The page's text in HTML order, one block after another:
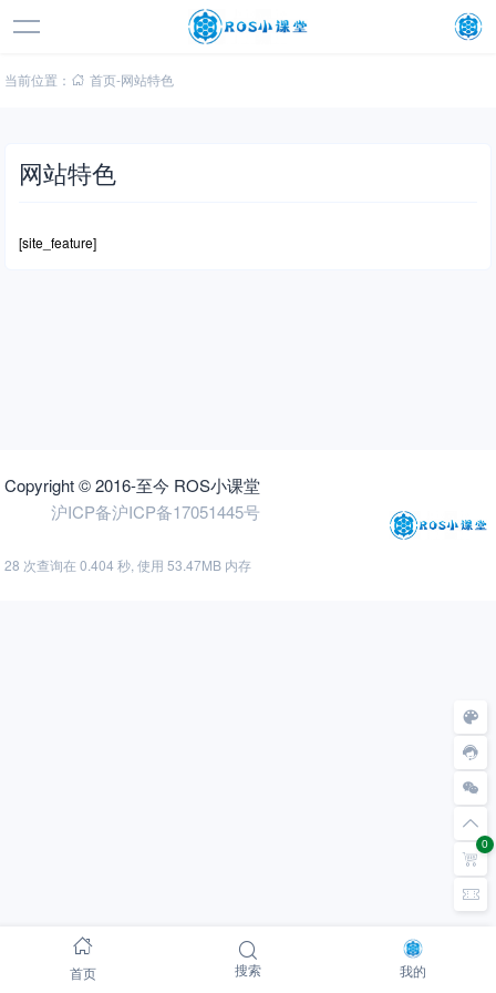
当前位置： 首页-网站特色
网站特色
[site_feature]
0
Copyright © 2016-至今 ROS小课堂
沪ICP备沪ICP备17051445号
28 次查询在 0.404 秒, 使用 53.47MB 内存
首页 搜索 我的